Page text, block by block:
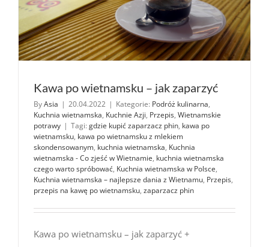
Kawa po wietnamsku – jak zaparzyć
ByAsia | 20.04.2022 | Kategorie: Podróż kulinarna,
Kuchnia wietnamska, Kuchnie Azji, Przepis, Wietnamskie
potrawy | Tagi: gdzie kupić zaparzacz phin, kawa po
wietnamsku, kawa po wietnamsku z mlekiem
skondensowanym, kuchnia wietnamska, Kuchnia
wietnamska - Co zjeść w Wietnamie, kuchnia wietnamska
czego warto spróbować, Kuchnia wietnamska w Polsce,
Kuchnia wietnamska – najlepsze dania z Wietnamu, Przepis,
przepis na kawę po wietnamsku, zaparzacz phin
Kawa po wietnamsku – jak zaparzyć +